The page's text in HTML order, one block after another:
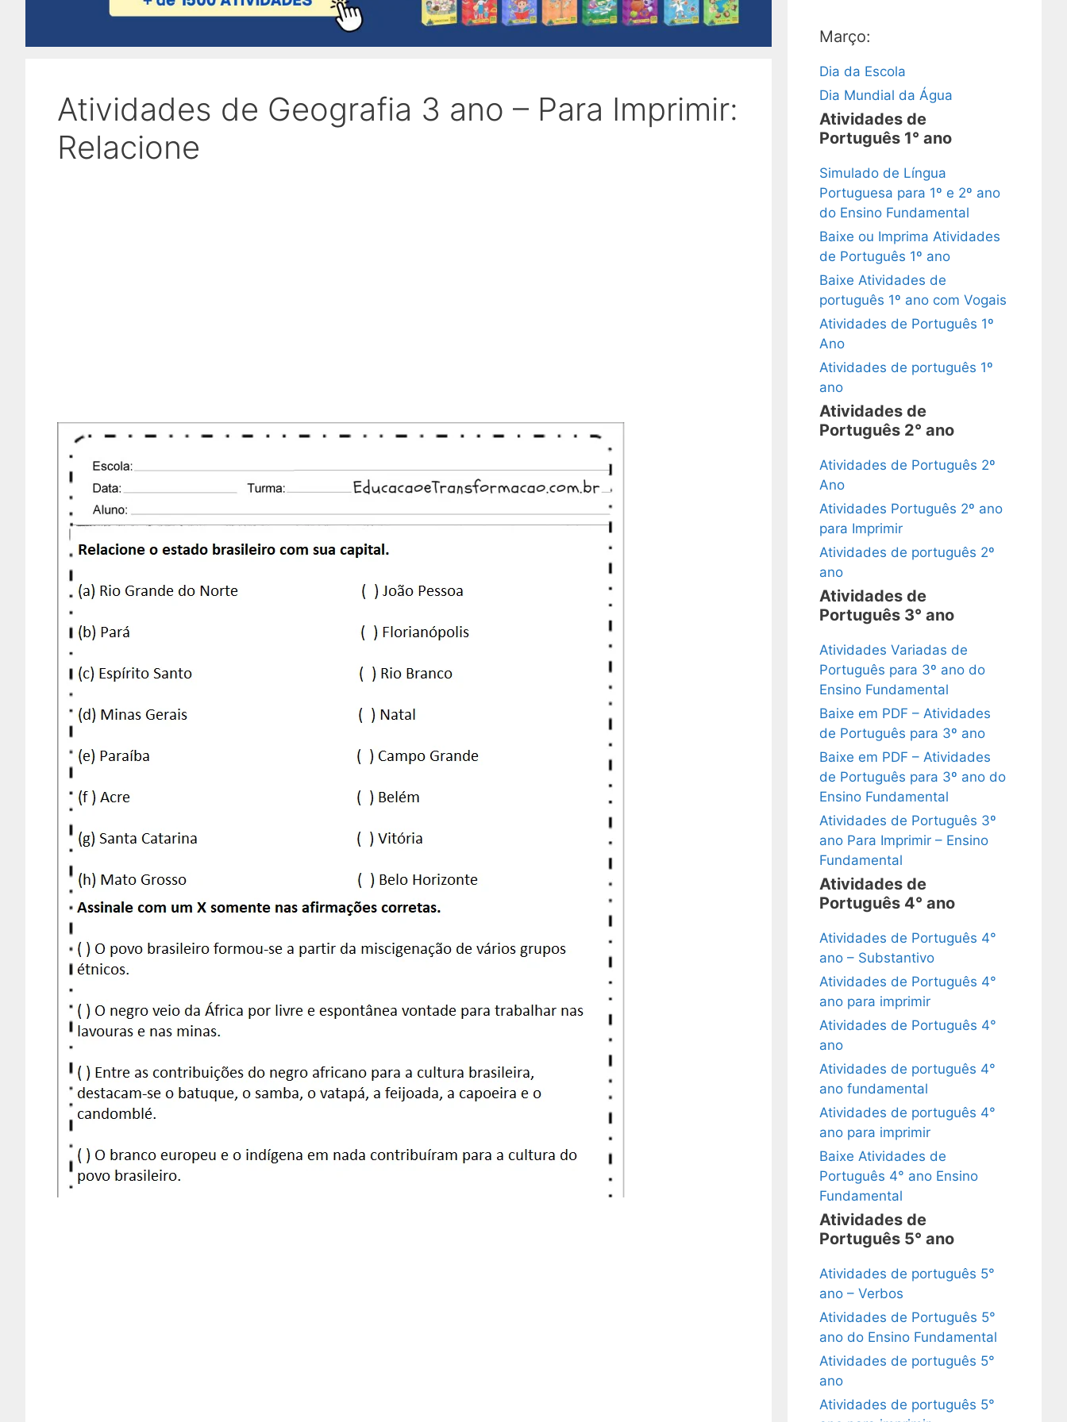
Atividades de Geografia 3 ano – Para Imprimir:
Relacione
Março:
Dia da Escola
Dia Mundial da Água
Atividades de
Português 1° ano
Simulado de Língua
Portuguesa para 1º e 2º ano
do Ensino Fundamental
Baixe ou Imprima Atividades
de Português 1º ano
Baixe Atividades de
português 1º ano com Vogais
Atividades de Português 1º
Ano
Atividades de português 1º
ano
Atividades de
Português 2° ano
Atividades de Português 2º
Ano
Atividades Português 2º ano
para Imprimir
Atividades de português 2º
ano
Atividades de
Português 3° ano
Atividades Variadas de
Português para 3º ano do
Ensino Fundamental
Baixe em PDF – Atividades
de Português para 3º ano
Baixe em PDF – Atividades
de Português para 3º ano do
Ensino Fundamental
Atividades de Português 3º
ano Para Imprimir – Ensino
Fundamental
Atividades de
Português 4° ano
Atividades de Português 4°
ano – Substantivo
Atividades de Português 4°
ano para imprimir
Atividades de Português 4°
ano
Atividades de português 4°
ano fundamental
Atividades de português 4°
ano para imprimir
Baixe Atividades de
Português 4° ano Ensino
Fundamental
Atividades de
Português 5° ano
Atividades de português 5°
ano – Verbos
Atividades de Português 5°
ano do Ensino Fundamental
Atividades de português 5°
ano
Atividades de português 5°